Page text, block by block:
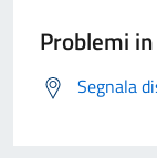
Problemi
Segnala